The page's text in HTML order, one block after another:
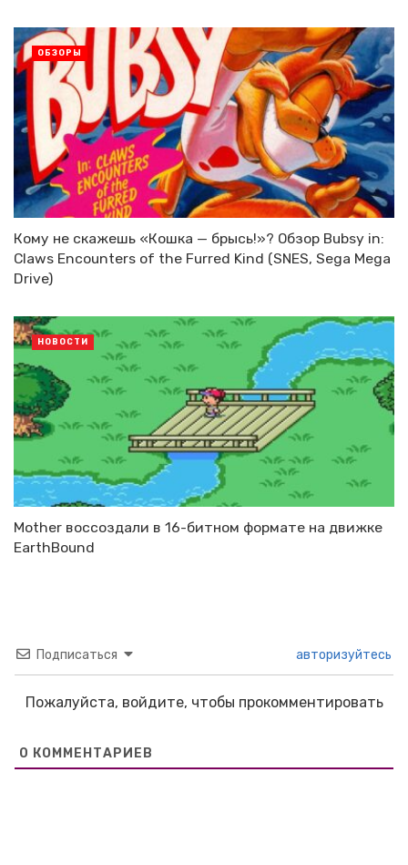
Кому не скажешь «Кошка — брысь!»? Обзор Bubsy in:
Claws Encounters of the Furred Kind (SNES, Sega Mega
Drive)
ОБЗОРЫ
Mother воссоздали в 16-битном формате на движке
EarthBound
НОВОСТИ
Подписаться авторизуйтесь
Пожалуйста, войдите, чтобы прокомментировать
0 КОММЕНТАРИЕВ